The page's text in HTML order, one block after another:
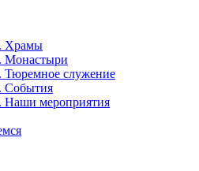
Храмы
Монастыри
Тюремное служение
События
Наши мероприятия